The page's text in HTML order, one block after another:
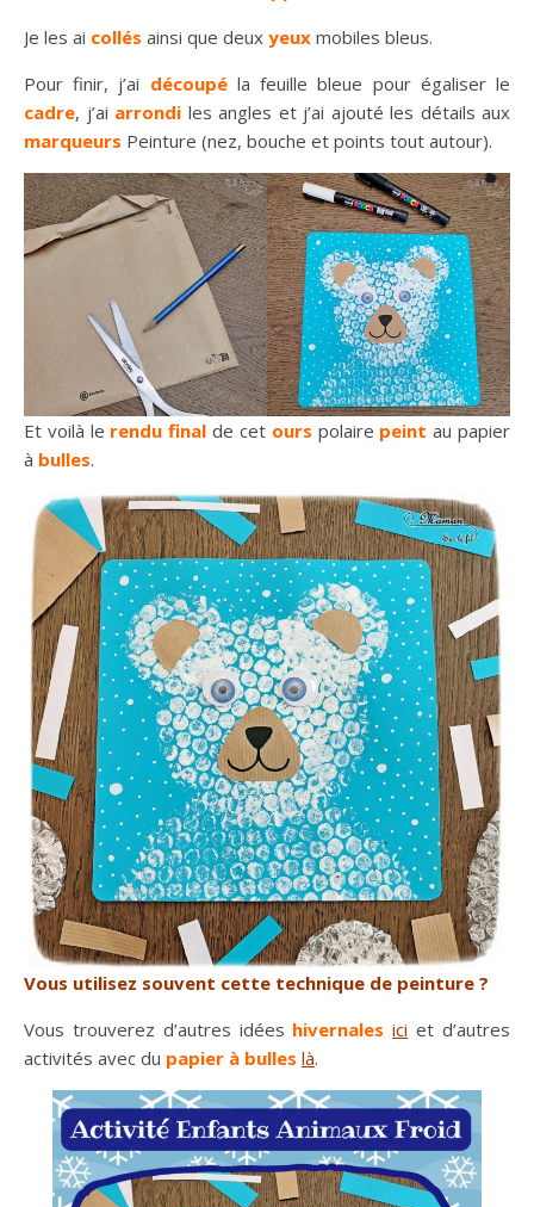
Je les ai collés ainsi que deux yeux mobiles bleus.
Pour finir, j’ai découpé la feuille bleue pour égaliser le
cadre, j’ai arrondi les angles et j’ai ajouté les détails aux
marqueurs Peinture (nez, bouche et points tout autour).
Et voilà le rendu final de cet ours polaire peint au papier
à bulles.
Vous utilisez souvent cette technique de peinture ?
Vous trouverez d’autres idées hivernalesici et d’autres
activités avec du papier à bulles là.